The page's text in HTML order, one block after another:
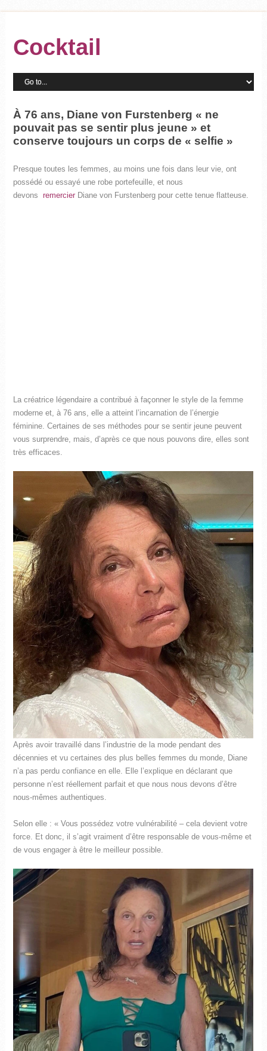
Cocktail
À 76 ans, Diane von Furstenberg « ne
pouvait pas se sentir plus jeune » et
conserve toujours un corps de « selfie »
Presque toutes les femmes, au moins une fois dans leur vie, ont
possédé ou essayé une robe portefeuille, et nous
devons remercierDiane von Furstenberg pour cette tenue flatteuse.
La créatrice légendaire a contribué à façonner le style de la femme
moderne et, à 76 ans, elle a atteint l’incarnation de l’énergie
féminine. Certaines de ses méthodes pour se sentir jeune peuvent
vous surprendre, mais, d’après ce que nous pouvons dire, elles sont
très efficaces.
Après avoir travaillé dans l’industrie de la mode pendant des
décennies et vu certaines des plus belles femmes du monde, Diane
n’a pas perdu confiance en elle. Elle l’explique en déclarant que
personne n’est réellement parfait et que nous nous devons d’être
nous-mêmes authentiques.
Selon elle : « Vous possédez votre vulnérabilité – cela devient votre
force. Et donc, il s’agit vraiment d’être responsable de vous-même et
de vous engager à être le meilleur possible.